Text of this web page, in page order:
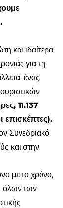
και ιδαίτερα
για τη
ένας
11.137
επισκέπτες).
Συνεδριακό
και στην
με το χρόνο,
όλων των